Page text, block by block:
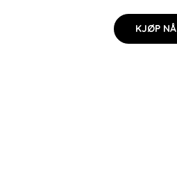
KJØP NÅ